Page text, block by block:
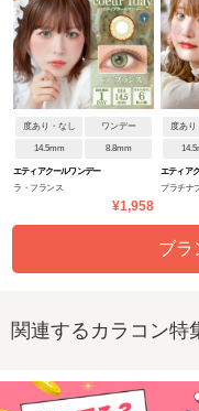
度あり・なし ワンデー
14.5mm 8.8mm
エティアクールワンデー
ラ・フランス
¥1,958
度あり
エティア
プラチナ
ブラ
関連するカラコン特